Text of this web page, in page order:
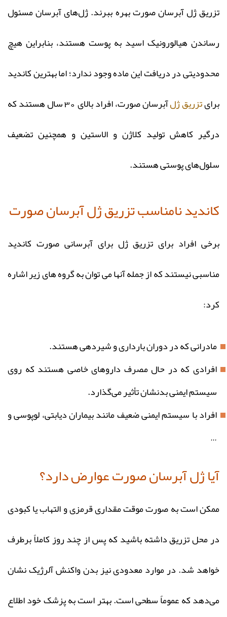
تزریق ژل آبرسان صورت بهره ببرند. ژل‌های آبرسان مسئول
رساندن هیالورونیک اسید به پوست هستند، بنابراین هیچ
محدودیتی در دریافت این ماده وجود ندارد؛ اما بهترین کاندید
برایتزریق ژل
آبرسان صورت، افراد بالای 30 سال هستند که
درگیر کاهش تولید کلاژن و الاستین و همچنین تضعیف
سلول‌های پوستی هستند.
کاندید نامناسب تزریق ژل آبرسان صورت
برخی افراد برای تزریق ژل برای آبرسانی صورت کاندید
مناسبی نیستند که از جمله آنها می‌ توان به گروه‌ های زیر اشاره
کرد:
مادرانی که در دوران بارداری و شیردهی هستند.
افرادی که در حال مصرف داروهای خاصی هستند که روی
سیستم ایمنی بدنشان تأثیر می‌گذارد.
افراد با سیستم ایمنی ضعیف مانند بیماران دیابتی، لوپوسی و
…
آیا ژل آبرسان صورت عوارض دارد؟
ممکن است به صورت موقت مقداری قرمزی و التهاب یا کبودی
در محل تزریق داشته باشید که پس از چند روز کاملاً برطرف
خواهد شد. در موارد معدودی نیز بدن واکنش آلرژیک نشان
می‌دهد که عموماً سطحی است. بهتر است به پزشک خود اطلاع